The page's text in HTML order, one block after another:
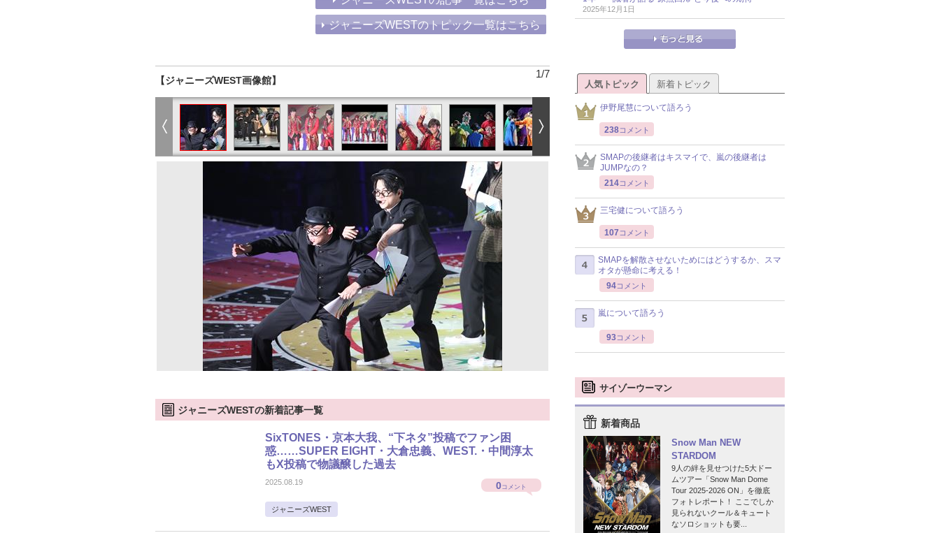
ジャニーズWESTのトピック一覧はこちら
【ジャニーズWEST画像館】
1/7
ジャニーズWESTの新着記事一覧
SixTONES・京本大我、“下ネタ”投稿でファン困
惑……SUPER EIGHT・大倉忠義、WEST.・中間淳太
もX投稿で物議醸した過去
2025.08.19 0コメント
ジャニーズWEST
2025年12月1日
人気トピック 新着トピック
伊野尾慧について語ろう
238コメント
SMAPの後継者はキスマイで、嵐の後継者は
JUMPなの？
214コメント
三宅健について語ろう
107 コメント
SMAPを解散させないためにはどうするか、スマ
オタが懸命に考える！
94コメント
嵐について語ろう
93コメント
サイゾーウーマン
新着商品
Snow Man NEW
STARDOM
9人の絆を見せつけた5大ドー
ムツアー「Snow Man Dome
Tour 2025-2026 ON」を徹底
フォトレポート！ ここでしか
見られないクール＆キュート
なソロショットも要...